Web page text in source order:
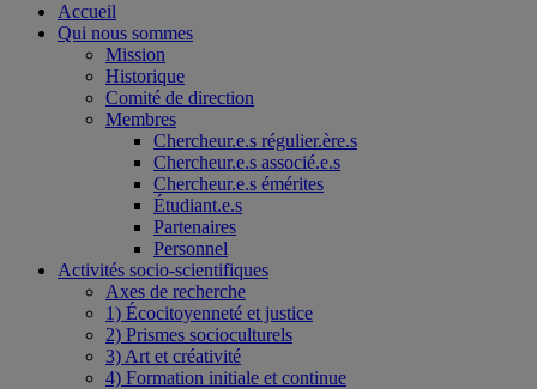
Accueil
Qui nous sommes
Mission
Historique
Comité de direction
Membres
Chercheur.e.s régulier.ère.s
Chercheur.e.s associé.e.s
Chercheur.e.s émérites
Étudiant.e.s
Partenaires
Personnel
Activités socio-scientifiques
Axes de recherche
1) Écocitoyenneté et justice
2) Prismes socioculturels
3) Art et créativité
4) Formation initiale et continue